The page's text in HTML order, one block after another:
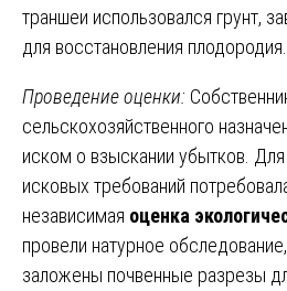
траншеи использовался грунт,
для восстановления плодородия.
Проведение оценки:
сельскохозяйственного
иском о взыскании убытков.
исковых требований
независимая оценка
провели натурное
заложены почвенные разрезы